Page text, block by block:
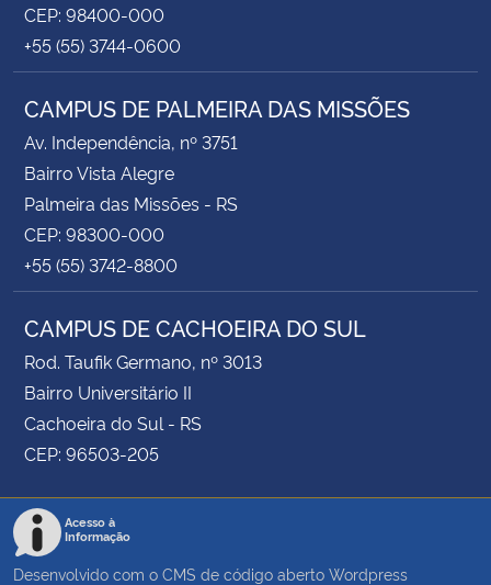
CEP: 98400-000
+55 (55) 3744-0600
CAMPUS DE PALMEIRA DAS MISSÕES
Av. Independência, nº 3751
Bairro Vista Alegre
Palmeira das Missões - RS
CEP: 98300-000
+55 (55) 3742-8800
CAMPUS DE CACHOEIRA DO SUL
Rod. Taufik Germano, nº 3013
Bairro Universitário II
Cachoeira do Sul - RS
CEP: 96503-205
Acesso à
Informação
Desenvolvido com o CMS de código aberto Wordpress